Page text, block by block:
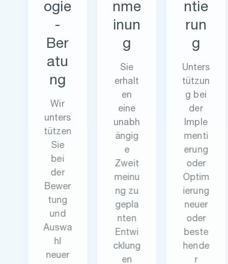
ogie
Ber
atu
ng
Wir
unters
tützen
Sie
der
Bewer
tung
und
Auswa
neuer
nme
inun
Sie
erhalt
eine
unabh
ängig
Zweit
meinu
ng zu
gepla
nten
Entwi
cklung
ntie
run
Unters
tützun
g bei
der
Imple
menti
erung
oder
Optim
ierung
neuer
oder
beste
hende